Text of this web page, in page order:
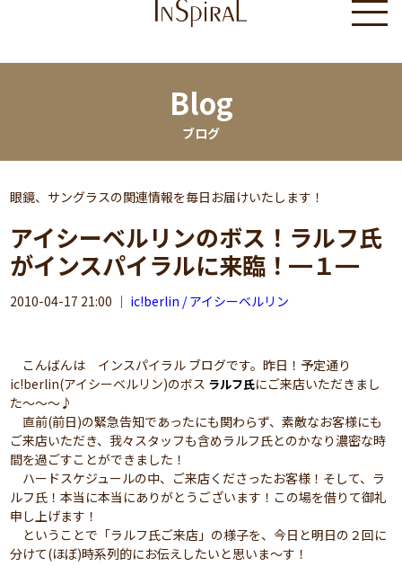
Blog
ブログ
眼鏡、サングラスの関連情報を毎日お届けいたします！
アイシーベルリンのボス！ラルフ氏
がインスパイラルに来臨！━１━
2010-04-17 21:00 ｜ ic!berlin / アイシーベルリン
こんばんは インスパイラル ブログです。昨日！予定通り
ic!berlin(アイシーベルリン)のボス ラルフ氏にご来店いただきまし
た～～～♪
直前(前日)の緊急告知であったにも関わらず、素敵なお客様にも
ご来店いただき、我々スタッフも含めラルフ氏とのかなり濃密な時
間を過ごすことができました！
ハードスケジュールの中、ご来店くださったお客様！そして、ラ
ルフ氏！本当に本当にありがとうございます！この場を借りて御礼
申し上げます！
ということで「ラルフ氏ご来店」の様子を、今日と明日の２回に
分けて(ほぼ)時系列的にお伝えしたいと思いま～す！